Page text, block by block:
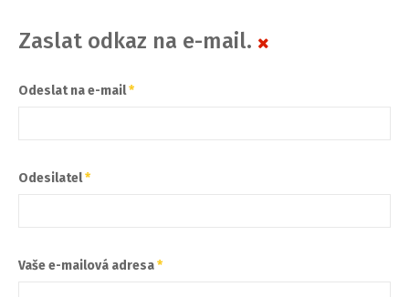
Zaslat odkaz na e-mail.
Odeslat na e-mail*
Odesilatel*
Vaše e-mailová adresa*